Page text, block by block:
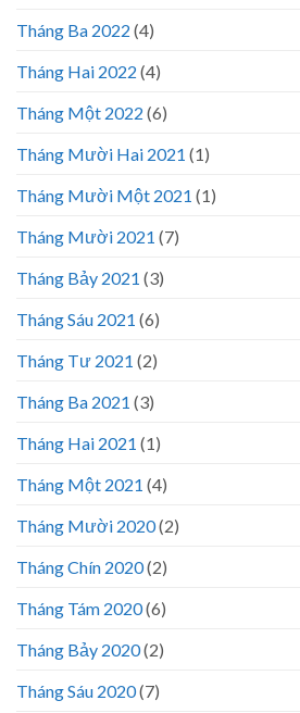
Tháng Ba 2022 (4)
Tháng Hai 2022 (4)
Tháng Một 2022 (6)
Tháng Mười Hai 2021 (1)
Tháng Mười Một 2021 (1)
Tháng Mười 2021 (7)
Tháng Bảy 2021 (3)
Tháng Sáu 2021 (6)
Tháng Tư 2021 (2)
Tháng Ba 2021 (3)
Tháng Hai 2021 (1)
Tháng Một 2021 (4)
Tháng Mười 2020(2)
Tháng Chín 2020(2)
Tháng Tám 2020(6)
Tháng Bảy 2020(2)
Tháng Sáu 2020(7)